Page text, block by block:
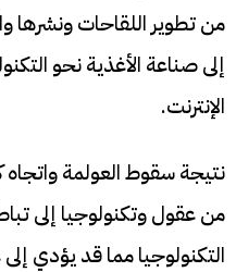
من تطوير اللقاحات ونشرها
إلى صناعة الأغذية نحو
الإنترنت.
نتيجة سقوط العولمة واتجاه
من عقول وتكنولوجيا إلى
التكنولوجيا مما قد يؤدي